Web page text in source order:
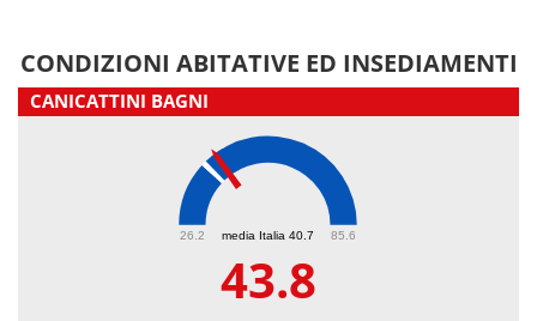
CONDIZIONI ABITATIVE ED INSEDIAMENTI
CANICATTINI BAGNI
media Italia 40.7
26.2 85.6
43.8